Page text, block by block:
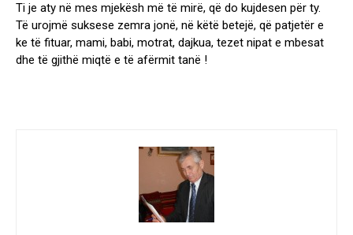
Ti je aty në mes mjekësh më të mirë, që do kujdesen për ty.
Të urojmë suksese zemra jonë, në këtë betejë, që patjetër e
ke të fituar, mami, babi, motrat, dajkua, tezet nipat e mbesat
dhe të gjithë miqtë e të afërmit tanë !